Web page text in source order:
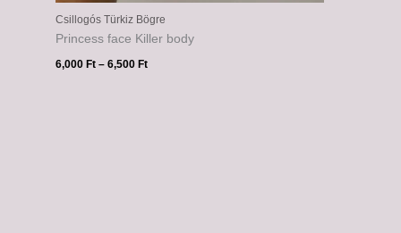
Csillogós Türkiz Bögre
Princess face Killer body
6,000Ft – 6,500Ft